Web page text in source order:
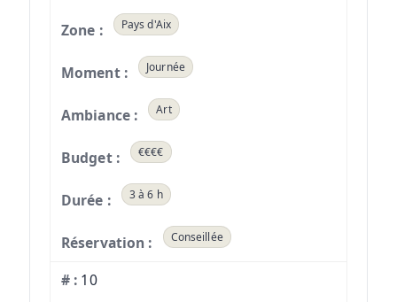
Pays d'Aix
Journée
Art
€€€€
3 à 6 h
Conseillée
10